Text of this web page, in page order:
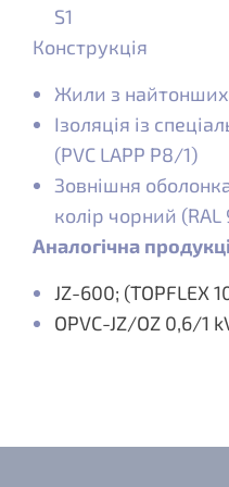
S1
Конструкція
Жили з найтонших
Ізоляція із
(PVC LAPP P8/1)
Зовнішня
колір чорний
Аналогічна
JZ-600; (TOPFLEX
OPVC-JZ/OZ 0,6/1